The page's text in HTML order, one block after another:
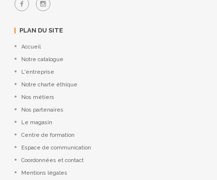
PLAN DU SITE
Accueil
Notre catalogue
L'entreprise
Notre charte éthique
Nos métiers
Nos partenaires
Le magasin
Centre de formation
Espace de communication
Coordonnées et contact
Mentions légales